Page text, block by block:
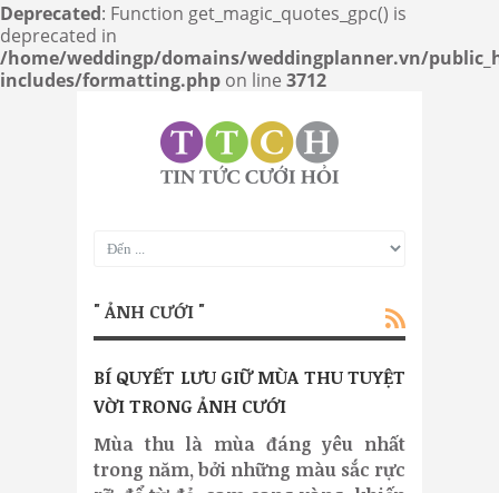
Deprecated: Function get_magic_quotes_gpc() is
deprecated in
/home/weddingp/domains/weddingplanner.vn/
includes/formatting.php on line 3712
" ẢNH CƯỚI "
BÍ QUYẾT LƯU GIỮ MÙA THU TUYỆT
VỜI TRONG ẢNH CƯỚI
Mùa thu là mùa đáng yêu nhất
trong năm, bởi những màu sắc rực